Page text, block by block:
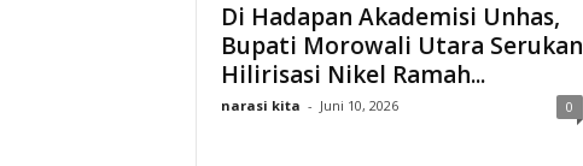
Di Hadapan Akademisi Unhas,
Bupati Morowali Utara Serukan
Hilirisasi Nikel Ramah...
narasi kita - Juni 10, 2026 0